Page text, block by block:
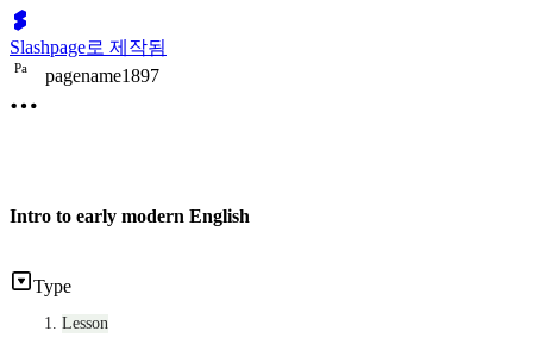
Slashpage로 제작됨
Pa pagename1897
Intro to early modern English
Type
Lesson